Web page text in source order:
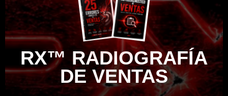
RX™ RADIOGRAFÍA
DE VENTAS